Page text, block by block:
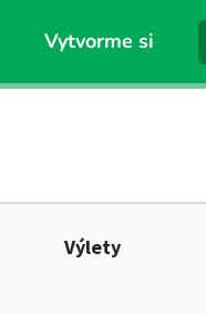
Vytvorme si
Výlety